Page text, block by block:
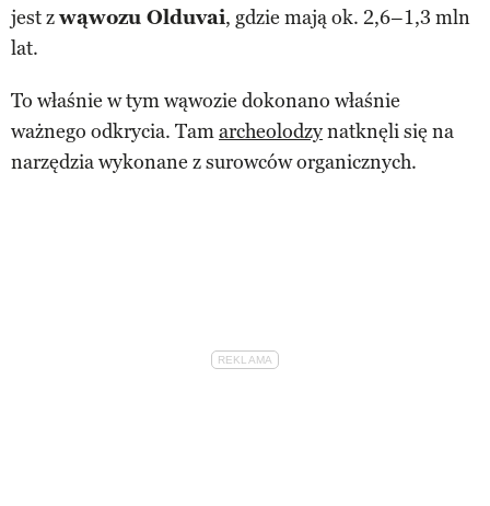
jest zwąwozu Olduvai, gdzie mają ok. 2,6–1,3 mln
lat.
To właśnie w tym wąwozie dokonano właśnie
ważnego odkrycia. Tamarcheolodzynatknęli się na
narzędzia wykonane z surowców organicznych.